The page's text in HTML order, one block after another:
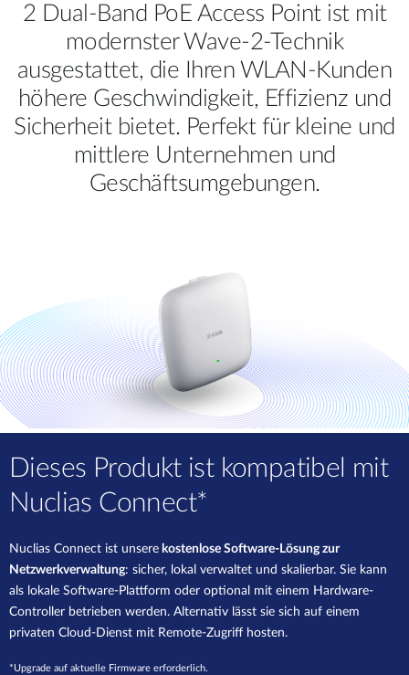
2 Dual-Band PoE Access Point ist mit
modernster Wave-2-Technik
ausgestattet, die Ihren WLAN-Kunden
höhere Geschwindigkeit, Effizienz und
Sicherheit bietet. Perfekt für kleine und
mittlere Unternehmen und
Geschäftsumgebungen.
Dieses Produkt ist kompatibel mit
Nuclias Connect*
Nuclias Connect ist unsere kostenlose Software-Lösung zur
Netzwerkverwaltung: sicher, lokal verwaltet und skalierbar. Sie kann
als lokale Software-Plattform oder optional mit einem Hardware-
Controller betrieben werden. Alternativ lässt sie sich auf einem
privaten Cloud-Dienst mit Remote-Zugriff hosten.
*Upgrade auf aktuelle Firmware erforderlich.